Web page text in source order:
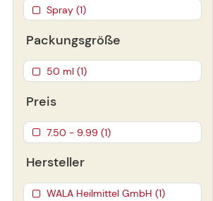
Spray (1)
Packungsgröße
50 ml (1)
Preis
7.50 - 9.99 (1)
Hersteller
WALA Heilmittel GmbH (1)